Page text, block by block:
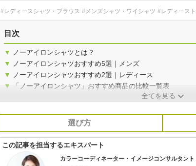
#レディースシャツ・ブラウス #メンズシャツ・ワイシャツ #レディース
目次
▼
ノーアイロンシャツとは？
▼
ノーアイロンシャツおすすめ5選｜メンズ
▼
ノーアイロンシャツおすすめ2選｜レディース
▼
「ノーアイロンシャツ」おすすめ商品の比較一覧表
全てを見る
選び方
この記事を担当するエキスパート
カラーコーディネーター・イメージコンサルタント